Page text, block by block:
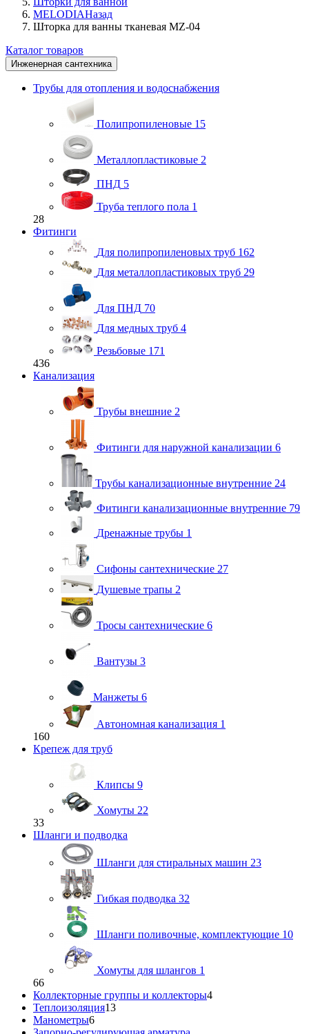
MELODIAНазад
Шторка для ванны тканевая MZ-04
Каталог товаров
Инженерная сантехника
Трубы для отопления и водоснабжения
Полипропиленовые 15
Металлопластиковые 2
ПНД 5
Труба теплого пола 1
28
Фитинги
Для полипропиленовых труб 162
Для металлопластиковых труб 29
Для ПНД 70
Для медных труб 4
Резьбовые 171
436
Канализация
Трубы внешние 2
Фитинги для наружной канализации 6
Трубы канализационные внутренние 24
Фитинги канализационные внутренние 79
Дренажные трубы 1
Сифоны сантехнические 27
Душевые трапы 2
Тросы сантехнические 6
Вантузы 3
Манжеты 6
Автономная канализация 1
160
Крепеж для труб
Клипсы 9
Хомуты 22
33
Шланги и подводка
Шланги для стиральных машин 23
Гибкая подводка 32
Шланги поливочные, комплектующие 10
Хомуты для шлангов 1
66
Коллекторные группы и коллекторы4
Теплоизоляция13
Манометры6